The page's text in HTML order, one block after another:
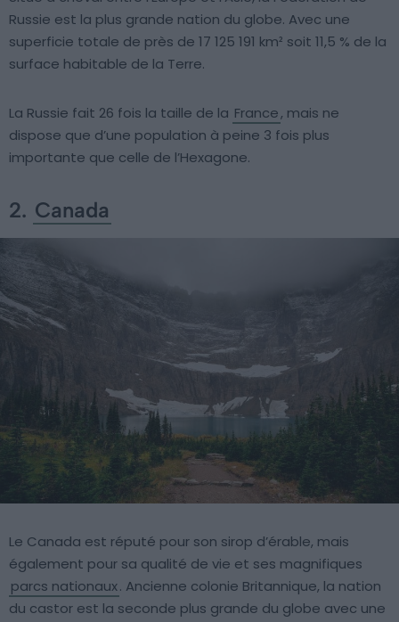
Russie est la plus grande nation du globe. Avec une
superficie totale de près de 17 125 191 km² soit 11,5 % de la
surface habitable de la Terre.
La Russie fait 26 fois la taille de la France, mais ne
dispose que d’une population à peine 3 fois plus
importante que celle de l’Hexagone.
2. Canada
Le Canada est réputé pour son sirop d’érable, mais
également pour sa qualité de vie et ses magnifiques
parcs nationaux. Ancienne colonie Britannique, la nation
du castor est la seconde plus grande du globe avec une